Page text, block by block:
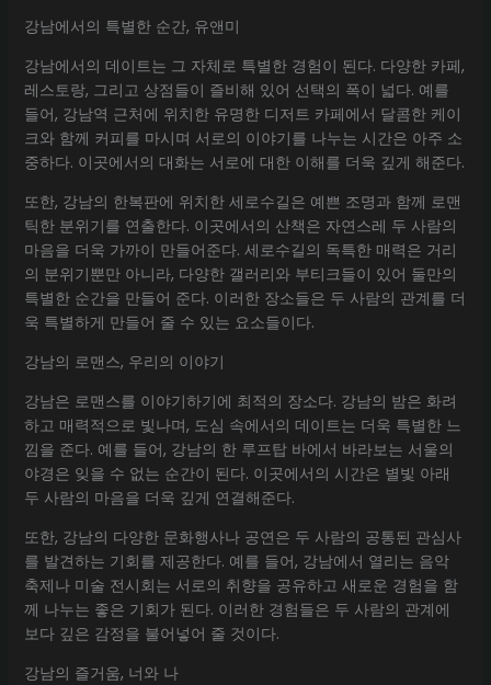
강남에서의 특별한 순간, 유앤미
강남에서의 데이트는 그 자체로 특별한 경험이 된다. 다양한 카페,
레스토랑, 그리고 상점들이 즐비해 있어 선택의 폭이 넓다. 예를
들어, 강남역 근처에 위치한 유명한 디저트 카페에서 달콤한 케이
크와 함께 커피를 마시며 서로의 이야기를 나누는 시간은 아주 소
중하다. 이곳에서의 대화는 서로에 대한 이해를 더욱 깊게 해준다.
또한, 강남의 한복판에 위치한 세로수길은 예쁜 조명과 함께 로맨
틱한 분위기를 연출한다. 이곳에서의 산책은 자연스레 두 사람의
마음을 더욱 가까이 만들어준다. 세로수길의 독특한 매력은 거리
의 분위기뿐만 아니라, 다양한 갤러리와 부티크들이 있어 둘만의
특별한 순간을 만들어 준다. 이러한 장소들은 두 사람의 관계를 더
욱 특별하게 만들어 줄 수 있는 요소들이다.
강남의 로맨스, 우리의 이야기
강남은 로맨스를 이야기하기에 최적의 장소다. 강남의 밤은 화려
하고 매력적으로 빛나며, 도심 속에서의 데이트는 더욱 특별한 느
낌을 준다. 예를 들어, 강남의 한 루프탑 바에서 바라보는 서울의
야경은 잊을 수 없는 순간이 된다. 이곳에서의 시간은 별빛 아래
두 사람의 마음을 더욱 깊게 연결해준다.
또한, 강남의 다양한 문화행사나 공연은 두 사람의 공통된 관심사
를 발견하는 기회를 제공한다. 예를 들어, 강남에서 열리는 음악
축제나 미술 전시회는 서로의 취향을 공유하고 새로운 경험을 함
께 나누는 좋은 기회가 된다. 이러한 경험들은 두 사람의 관계에
보다 깊은 감정을 불어넣어 줄 것이다.
강남의 즐거움, 너와 나